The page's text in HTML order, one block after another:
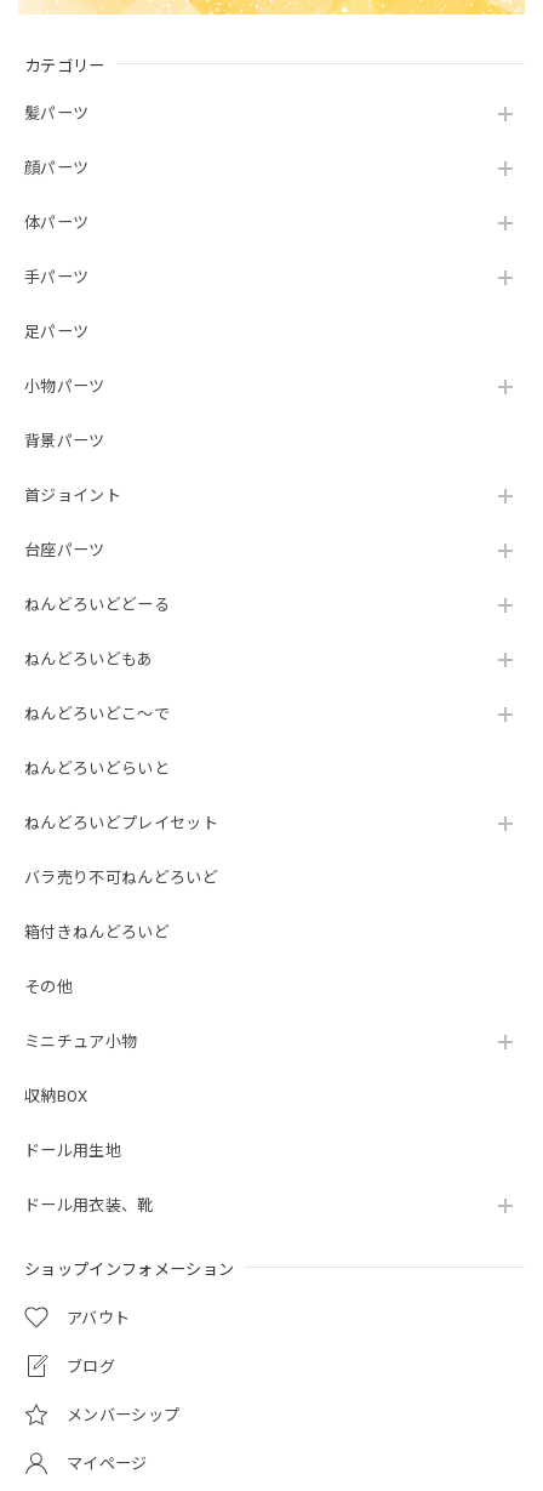
カテゴリー
髪パーツ
顔パーツ
体パーツ
手パーツ
足パーツ
小物パーツ
背景パーツ
首ジョイント
台座パーツ
ねんどろいどどーる
ねんどろいどもあ
ねんどろいどこ～で
ねんどろいどらいと
ねんどろいどプレイセット
バラ売り不可ねんどろいど
箱付きねんどろいど
その他
ミニチュア小物
収納BOX
ドール用生地
ドール用衣装、靴
ショップインフォメーション
アバウト
ブログ
メンバーシップ
マイページ